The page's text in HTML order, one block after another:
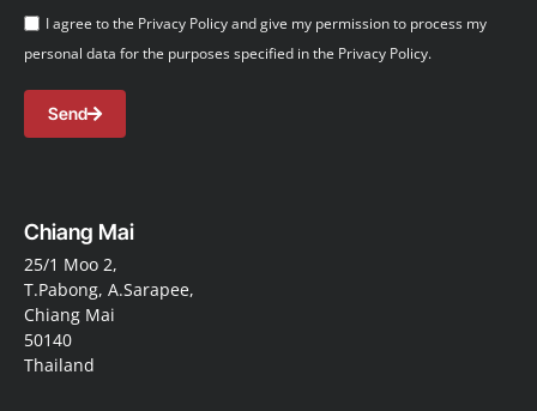
I agree to the Privacy Policy and give my permission to process my
personal data for the purposes specified in the Privacy Policy.
Send
Chiang Mai
25/1 Moo 2,
T.Pabong, A.Sarapee,
Chiang Mai
50140
Thailand